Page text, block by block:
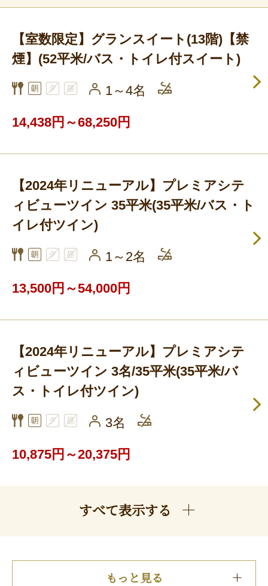
【室数限定】グランスイート(13階)【禁
煙】(52平米/バス・トイレ付スイート)
1～4名
14,438円～68,250円
【2024年リニューアル】プレミアシテ
ィビューツイン 35平米(35平米/バス・ト
イレ付ツイン)
1～2名
13,500円～54,000円
【2024年リニューアル】プレミアシテ
ィビューツイン 3名/35平米(35平米/バ
ス・トイレ付ツイン)
3名
10,875円～20,375円
すべて表示する
もっと見る